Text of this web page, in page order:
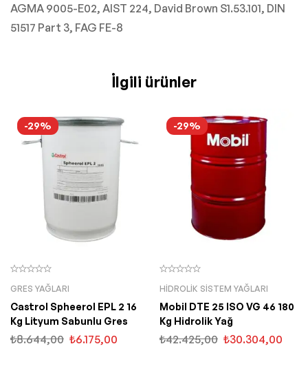
AGMA 9005-E02, AIST 224, David Brown S1.53.101, DIN
51517 Part 3, FAG FE-8
İlgili ürünler
-29%
GRES YAĞLARI
Castrol Spheerol EPL 2 16
Kg Lityum Sabunlu Gres
₺8.644,00 ₺6.175,00
-29%
HIDROLIK SISTEM YAĞLARI
Mobil DTE 25 ISO VG 46 180
Kg Hidrolik Yağ
₺42.425,00 ₺30.304,00